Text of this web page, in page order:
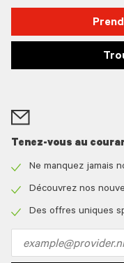
Tenez-vous au
icon
Ne manquez jamais
icon
Découvrez nos
Des offres uniques
address